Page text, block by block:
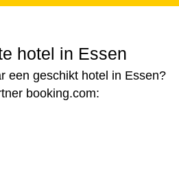
hotel in Essen
een geschikt hotel in Essen?
booking.com: